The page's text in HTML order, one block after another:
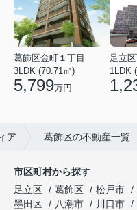
葛飾区金町１丁目
3LDK (70.71㎡)
5,799万円
足立
1LDK
ア 葛飾区の不動産一覧
市区町村から探す
足立区
葛飾区 松戸市
墨田区
八潮市 川口市